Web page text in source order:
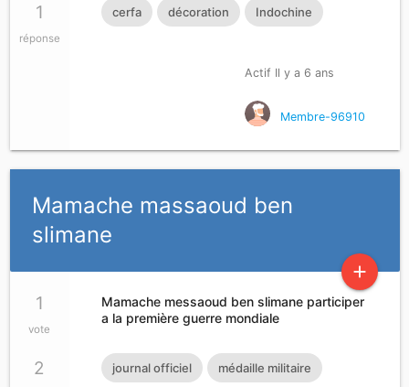
1
réponse
cerfa décoration Indochine
Actif Il y a 6 ans
Membre-96910
Mamache massaoud ben
slimane
add
1
vote
2
Mamache messaoud ben slimane participer
a la première guerre mondiale
journal officiel médaille militaire